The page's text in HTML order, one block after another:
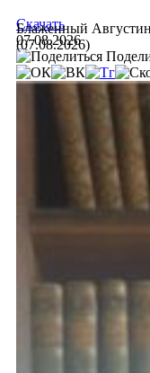
Блаженный
(07.08.2026)
Скачать
07.08.2026